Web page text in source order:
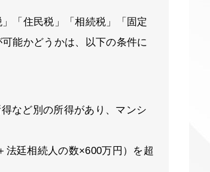
「住民税」「相続税」「固定
能かどうかは、以下の条件に
など別の所得があり、マンシ
法廷相続人の数×600万円）を超